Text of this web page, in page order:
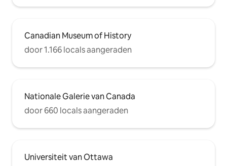
Canadian Museum of History
door 1.166 locals aangeraden
Nationale Galerie van Canada
door 660 locals aangeraden
Universiteit van Ottawa